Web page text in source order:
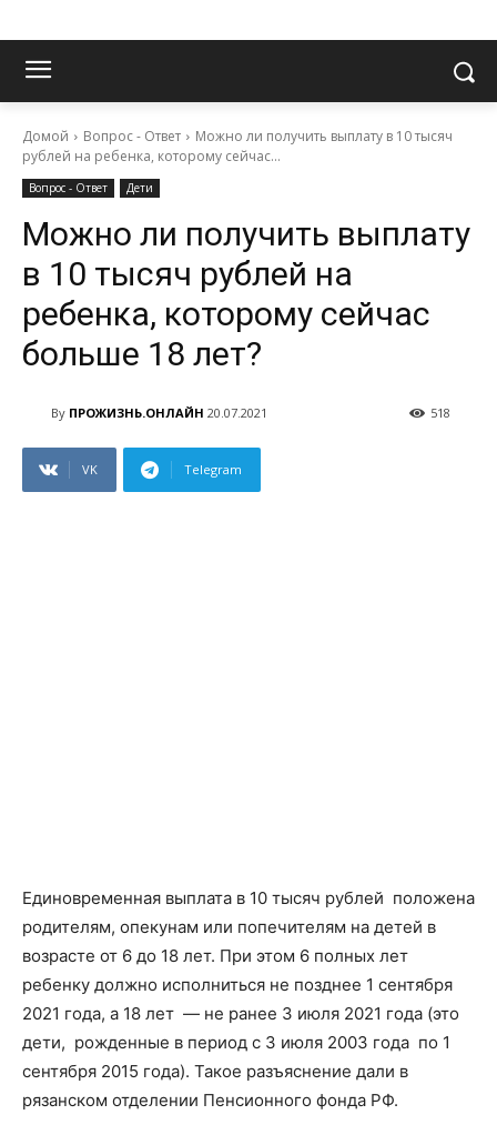
Домой Вопрос - Ответ
Можно ли получить выплату в 10 тысяч
рублей на ребенка, которому сейчас...
Вопрос - Ответ Дети
Можно ли получить выплату
в 10 тысяч рублей на
ребенка, которому сейчас
больше 18 лет?
By ПРОЖИЗНЬ.ОНЛАЙН 20.07.2021 518
VK Telegram
Единовременная выплата в 10 тысяч рублей положена
родителям, опекунам или попечителям на детей в
возрасте от 6 до 18 лет. При этом 6 полных лет
ребенку должно исполниться не позднее 1 сентября
2021 года, а 18 лет — не ранее 3 июля 2021 года (это
дети, рожденные в период с 3 июля 2003 года по 1
сентября 2015 года). Такое разъяснение дали в
рязанском отделении Пенсионного фонда РФ.